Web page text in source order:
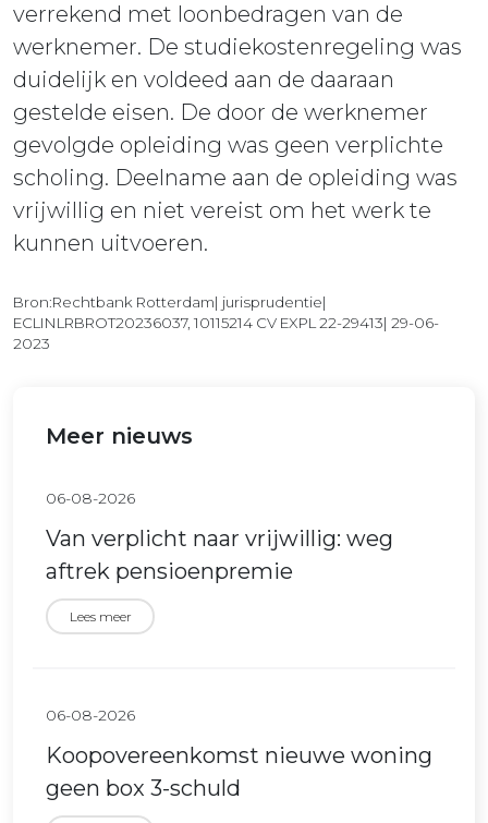
verrekend met loonbedragen van de
werknemer. De studiekostenregeling was
duidelijk en voldeed aan de daaraan
gestelde eisen. De door de werknemer
gevolgde opleiding was geen verplichte
scholing. Deelname aan de opleiding was
vrijwillig en niet vereist om het werk te
kunnen uitvoeren.
Bron:Rechtbank Rotterdam| jurisprudentie|
ECLINLRBROT20236037, 10115214 CV EXPL 22-29413| 29-06-
2023
Meer nieuws
06-08-2026
Van verplicht naar vrijwillig: weg
aftrek pensioenpremie
Lees meer
06-08-2026
Koopovereenkomst nieuwe woning
geen box 3-schuld